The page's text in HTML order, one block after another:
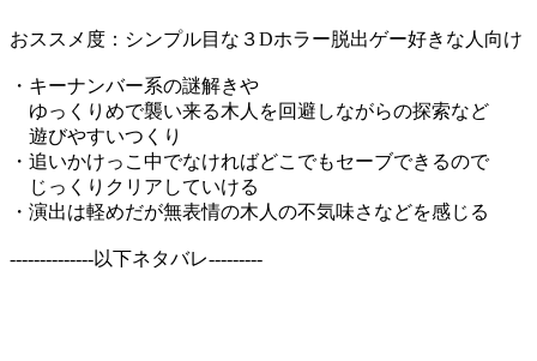
おススメ度：シンプル目な３Dホラー脱出ゲー好きな人向け
・キーナンバー系の謎解きや
ゆっくりめで襲い来る木人を回避しながらの探索など
遊びやすいつくり
・追いかけっこ中でなければどこでもセーブできるので
じっくりクリアしていける
・演出は軽めだが無表情の木人の不気味さなどを感じる
--------------以下ネタバレ---------